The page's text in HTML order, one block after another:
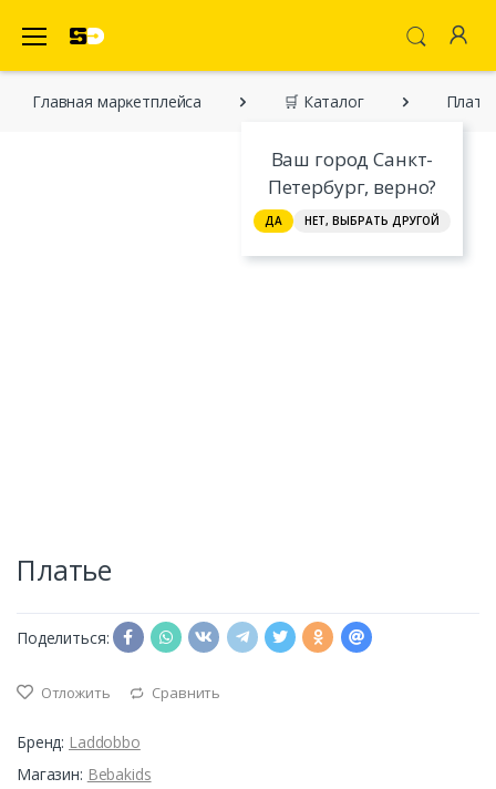
Ваш город Санкт-
Петербург, верно?
ДА НЕТ, ВЫБРАТЬ ДРУГОЙ
Главная марĸетплейса 🛒 Каталог
Платье
Поделиться:
Отложить Сравнить
Бренд: Laddobbo
Магазин: Bebakids